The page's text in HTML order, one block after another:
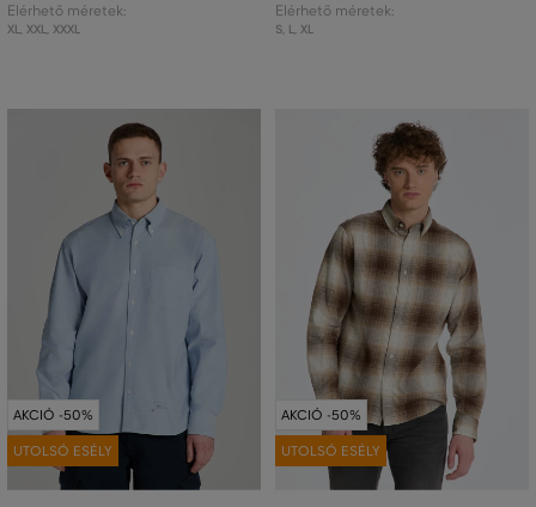
Elérhető méretek:
XL, XXL, XXXL
Elérhető méretek:
S, L, XL
AKCIÓ -50%
UTOLSÓ ESÉLY
AKCIÓ -50%
UTOLSÓ ESÉLY